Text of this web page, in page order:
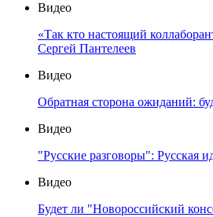
Видео
«Так кто настоящий
Сергей Пантелеев
Видео
Обратная сторона ожиданий:
Видео
"Русские разговоры": Русская
Видео
Будет ли "Новороссийский